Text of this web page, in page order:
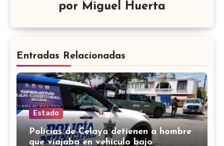
por Miguel Huerta
Entradas Relacionadas
Estado
Policías de Celaya detienen a hombre
que viajaba en vehículo bajo